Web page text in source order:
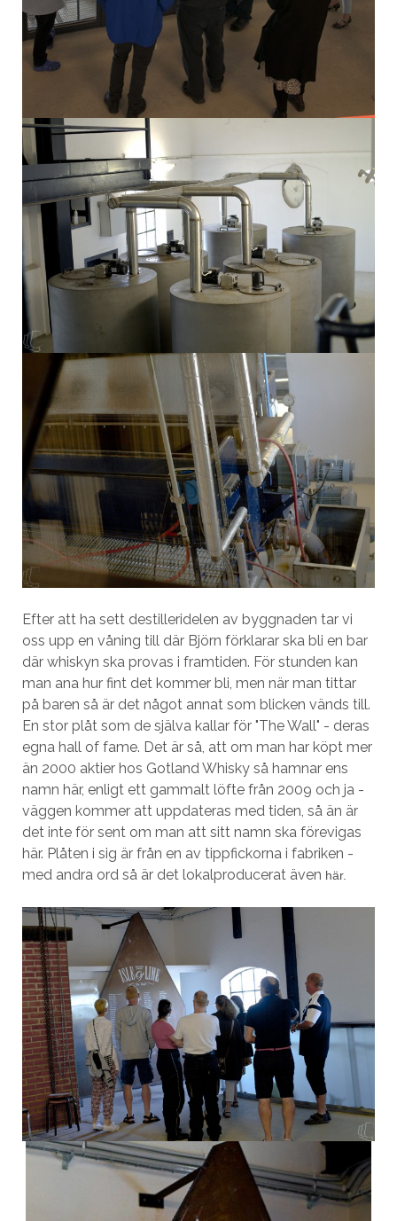
Efter att ha sett destilleridelen av byggnaden tar vi
oss upp en våning till där Björn förklarar ska bli en bar
där whiskyn ska provas i framtiden. För stunden kan
man ana hur fint det kommer bli, men när man tittar
på baren så är det något annat som blicken vänds till.
En stor plåt som de själva kallar för "The Wall" - deras
egna hall of fame. Det är så, att om man har köpt mer
än 2000 aktier hos Gotland Whisky så hamnar ens
namn här, enligt ett gammalt löfte från 2009 och ja -
väggen kommer att uppdateras med tiden, så än är
det inte för sent om man att sitt namn ska förevigas
här. Plåten i sig är från en av tippfickorna i fabriken -
med andra ord så är det lokalproducerat även här.